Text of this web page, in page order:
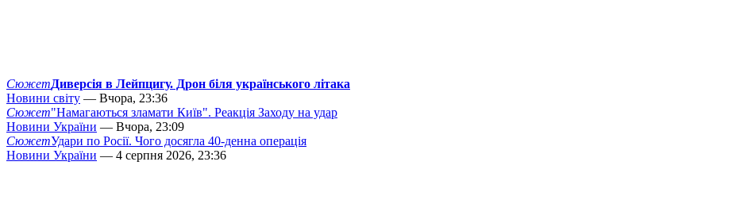
СюжетДиверсія в Лейпцигу. Дрон біля українського літака
Новини світу — Вчора, 23:36
Сюжет"Намагаються зламати Київ". Реакція Заходу на удар
Новини України — Вчора, 23:09
СюжетУдари по Росії. Чого досягла 40-денна операція
Новини України — 4 серпня 2026, 23:36